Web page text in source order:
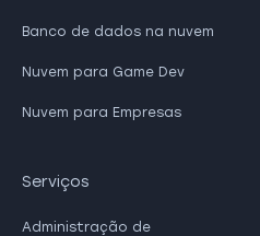
Banco de dados na nuvem
Nuvem para Game Dev
Nuvem para Empresas
Serviços
Administração de